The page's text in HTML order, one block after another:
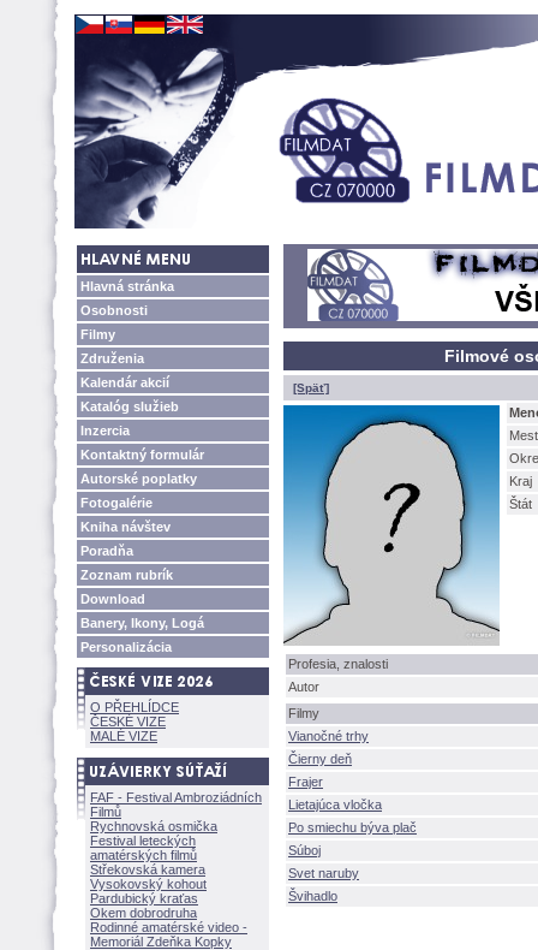
Hlavná stránka
Osobnosti
Filmy
Združenia
Kalendár akcií
Katalóg služieb
Inzercia
Kontaktný formulár
Autorské poplatky
Fotogalérie
Kniha návštev
Poradňa
Zoznam rubrík
Download
Banery, Ikony, Log
Personalizácia
O PŘEHLÍDCE
ČESKÉ VIZE
MALÉ VIZE
FAF - Festival Ambroziádních
Filmů
Rychnovská osmička
Festival leteckých
amatérských filmů
Střekovská kamera
Vysokovský kohout
Pardubický kraťas
Okem dobrodruha
Rodinné amatérské video -
Memoriál Zdeňka Kopky
Filmové
[Späť]
Kraj
tát
Profesia, znalosti
Autor
Filmy
Vianočné trhy
Čierny deň
Frajer
Lietajúca vločka
Po smiechu býva plač
Súboj
Svet naruby
vihadlo